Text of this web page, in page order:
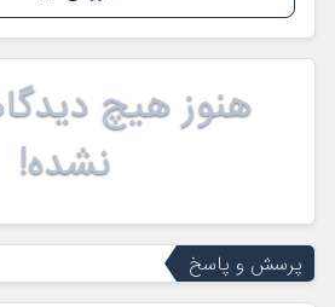
هنوز هیچ
نشده!
پرسش و پاسخ